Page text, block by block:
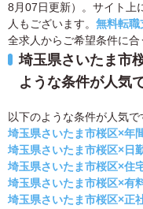
8月07日更新）。サイト上
人もございます。 無料転職
全求人からご希望条件に合
埼玉県さいたま市
ような条件が人気
以下のような条件が人気で
埼玉県さいたま市桜区×年
埼玉県さいたま市桜区×日
埼玉県さいたま市桜区×住
埼玉県さいたま市桜区×有
埼玉県さいたま市桜区×正